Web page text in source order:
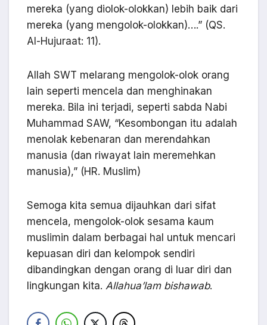
mereka (yang diolok-olokkan) lebih baik dari
mereka (yang mengolok-olokkan)….” (QS.
Al-Hujuraat: 11).
Allah SWT melarang mengolok-olok orang
lain seperti mencela dan menghinakan
mereka. Bila ini terjadi, seperti sabda Nabi
Muhammad SAW, “Kesombongan itu adalah
menolak kebenaran dan merendahkan
manusia (dan riwayat lain meremehkan
manusia),” (HR. Muslim)
Semoga kita semua dijauhkan dari sifat
mencela, mengolok-olok sesama kaum
muslimin dalam berbagai hal untuk mencari
kepuasan diri dan kelompok sendiri
dibandingkan dengan orang di luar diri dan
lingkungan kita. Allahua’lam bishawab.